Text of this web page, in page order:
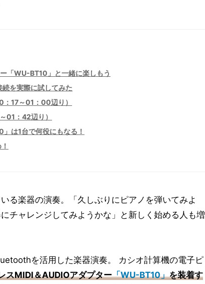
「WU-BT10」と一緒に楽しもう
続を実際に試してみた
17～01：00辺り）
01：42辺り）
は1台で何役にもなる！
る楽器の演奏。「久しぶりにピアノを弾いてみよ
チャレンジしてみようかな」と新しく始める人も増
を活用した楽器演奏。 カシオ計算機の電子ピ
スMIDI＆AUDIOアダプター「WU-BT10」を装着す